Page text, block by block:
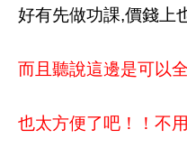
好有先做功課,價錢上
而且聽說這邊是可以
也太方便了吧！！不